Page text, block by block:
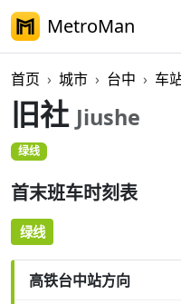
MetroMan
首页 城市 台中 车
旧社 Jiushe
绿线
首末班车时刻表
绿线
高铁台中站方向